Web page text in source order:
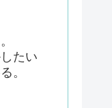
たい
。